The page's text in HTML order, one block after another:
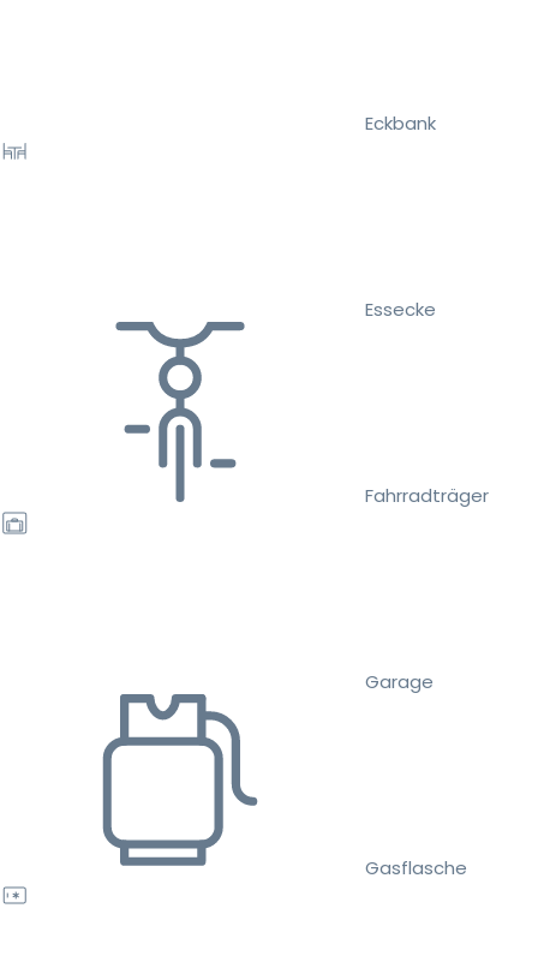
Eckbank
Essecke
Fahrradträger
Garage
Gasflasche